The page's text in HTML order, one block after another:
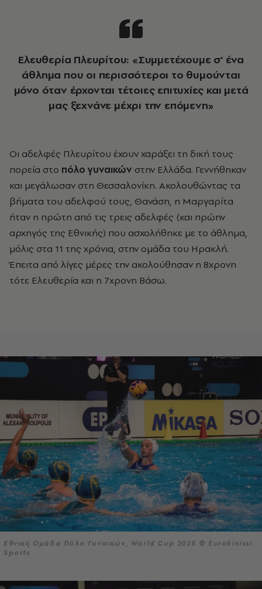
Ελευθερία Πλευρίτου: «Συμμετέχουμε σ’ ένα
άθλημα που οι περισσότεροι το θυμούνται
μόνο όταν έρχονται τέτοιες επιτυχίες και μετά
μας ξεχνάνε μέχρι την επόμενη»
Οι αδελφές Πλευρίτου έχουν χαράξει τη δική τους
πορεία στο πόλο γυναικών στην Ελλάδα. Γεννήθηκαν
και μεγάλωσαν στη Θεσσαλονίκη. Ακολουθώντας τα
βήματα του αδελφού τους, Θανάση, η Μαργαρίτα
ήταν η πρώτη από τις τρεις αδελφές (και πρώην
αρχηγός της Εθνικής) που ασχολήθηκε με το άθλημα,
μόλις στα 11 της χρόνια, στην ομάδα του Ηρακλή.
Έπειτα από λίγες μέρες την ακολούθησαν η 8χρονη
τότε Ελευθερία και η 7χρονη Βάσω.
Εθνική Ομάδα Πόλο Γυναικών, World Cup 2025 © Eurokinissi
Sports